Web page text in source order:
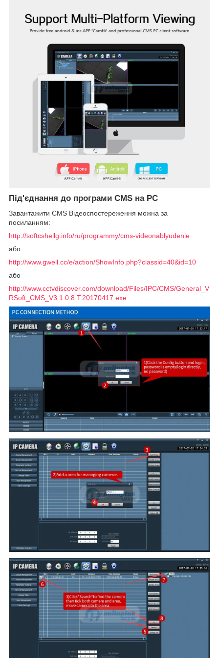
Під'єднання до програми CMS на PC
Завантажити CMS Відеоспостереження можна за
посиланням:
http://softcshellg.info/ru/programmy/cms-videonablyudenie
або
http://www.gwell.cc/e/action/ShowInfo.php?classid=40&id=10
або
http://www.cctvdiscover.com/download/Files/IPC/CMS/General_V
RSoft_CMS_V3.1.0.8.T.20170417.exe